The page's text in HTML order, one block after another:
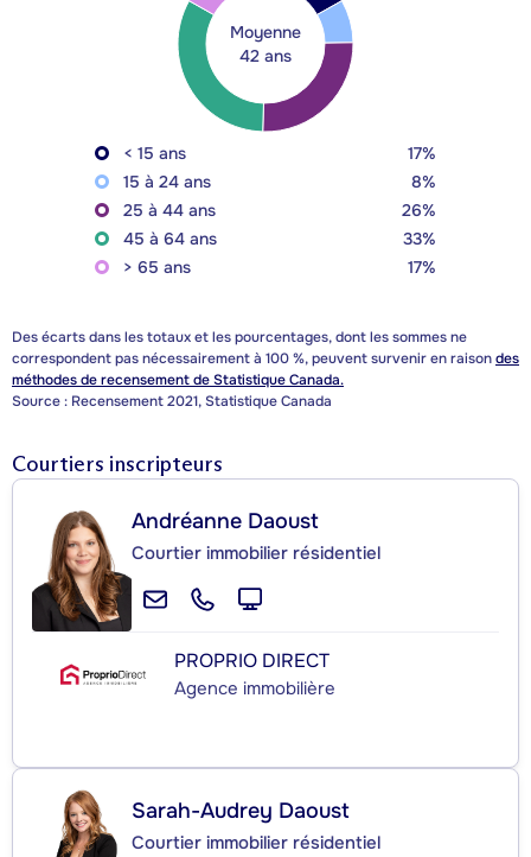
Moyenne
42 ans
< 15 ans
17%
15 à 24 ans
8%
25 à 44 ans
26%
45 à 64 ans
33%
> 65 ans
17%
Des écarts dans les totaux et les pourcentages, dont les sommes ne
correspondent pas nécessairement à 100 %, peuvent survenir en raisondes
méthodes de recensement de Statistique Canada.
Source : Recensement 2021, Statistique Canada
Courtiers inscripteurs
Andréanne Daoust
Courtier immobilier résidentiel
PROPRIO DIRECT
Agence immobilière
Sarah-Audrey Daoust
Courtier immobilier résidentiel